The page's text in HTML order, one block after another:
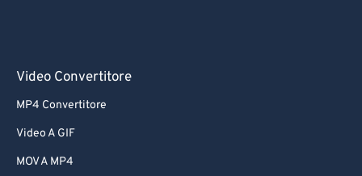
Video Convertitore
MP4 Convertitore
Video A GIF
MOV A MP4